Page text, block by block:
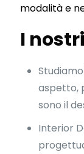
modalità e
I
aspetto,
sono il
Interior